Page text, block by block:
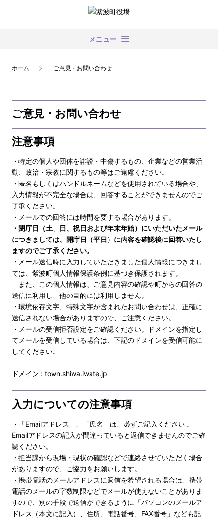
メニュー
ホーム ご意見・お問い合わせ
ご意見・お問い合わせ
注意事項
・特定の個人や団体を誹謗・中傷するもの、企業などの営業活
動、政治・宗教に関するもの等はご遠慮ください。
・匿名もしくはハンドルネームなどを使用されている場合や、
入力情報が不完全な場合は、回答することができませんのでご
了承ください。
・メールでの回答には時間を要する場合があります。
・閉庁日（土、日、祝日および年末年始）にいただいたメール
につきましては、開庁日（平日）に内容を確認後に回答いたし
ますのでご了承ください。
・メール送信時に入力していただきました個人情報につきまし
ては、紫波町個人情報保護条例に基づき保護されます。
また、この個人情報は、ご意見内容の確認や町からの回答の
送信に利用し、他の目的には利用しません。
・環境依存文字、特殊文字が含まれたお問い合わせは、正確に
送信されない場合がありますので、ご注意ください。
・メールの受信拒否設定をご確認ください。ドメインを指定し
てメールを受信している場合は、下記のドメインを受信可能に
してください。
ドメイン : town.shiwa.iwate.jp
入力についての注意事項
・「Emailアドレス」、「氏名」は、必ずご記入ください 。
Emailアドレスの記入が間違っていると返信できませんのでご確
認ください。
・担当課から現場・現状の確認などで連絡させていただく場合
がありますので、ご協力をお願いします。
・携帯電話のメールアドレスに返信を希望される場合は、携帯
電話のメールの字数制限などでメールが使えないことがありま
すので、別の手段で送信ができるように「パソコンのメールア
ドレス（本文に記入）、住所、電話番号、FAX番号」なども記